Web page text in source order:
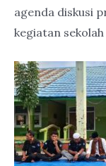
agenda diskusi
kegiatan